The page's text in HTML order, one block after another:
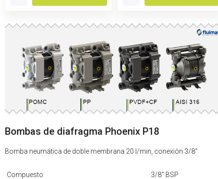
Bombas de diafragma Phoenix P18
Bomba neumática de doble membrana 20 l/min, conexión 3/8"
Compuesto 3/8" BSP